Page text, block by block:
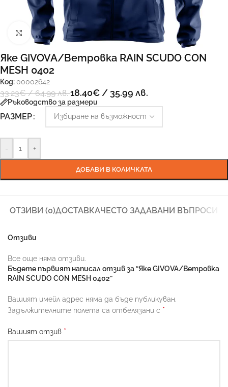
Увеличи
Яке GIVOVA/Ветровка RAIN SCUDO CON
MESH 0402
Код: 00002642
33.23€/ 64.99 лв.18.40€ / 35.99 лв.
Ръководство за размери
РАЗМЕР
- +
ДОБАВИ В КОЛИЧКАТА
ОТЗИВИ (0)ДОСТАВКАЧЕСТО ЗАДАВАНИ ВЪПРОСИ
Отзиви
Все още няма отзиви.
Бъдете първият написал отзив за “Яке GIVOVA/Ветровка
RAIN SCUDO CON MESH 0402”
Вашият имейл адрес няма да бъде публикуван.
Задължителните полета са отбелязани с *
Вашият отзив *